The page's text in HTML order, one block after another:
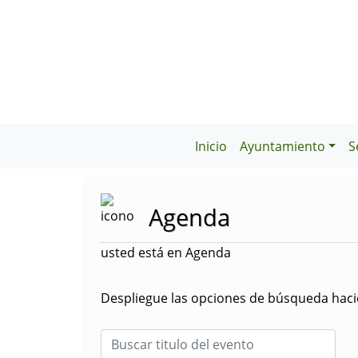
Inicio Ayuntamiento
Agenda
usted está en Agenda
Despliegue las opciones de búsqueda